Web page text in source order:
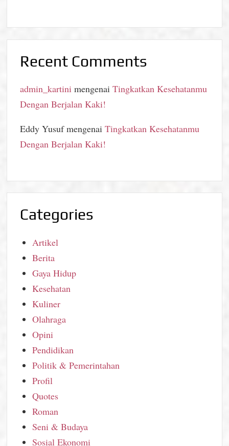
Recent Comments
admin_kartini mengenaiTingkatkan Kesehatanmu
Dengan Berjalan Kaki!
Eddy YusufmengenaiTingkatkan Kesehatanmu
Dengan Berjalan Kaki!
Categories
Artikel
Berita
Gaya Hidup
Kesehatan
Kuliner
Olahraga
Opini
Pendidikan
Politik & Pemerintahan
Profil
Quotes
Roman
Seni & Budaya
Sosial Ekonomi